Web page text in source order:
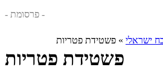
- פרסומת -
ישראלי » פשטידת פטריות
פשטידת פטריות